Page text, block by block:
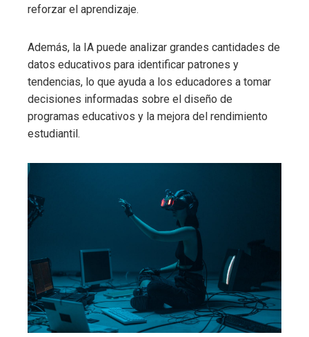
reforzar el aprendizaje.
Además, la IA puede analizar grandes cantidades de
datos educativos para identificar patrones y
tendencias, lo que ayuda a los educadores a tomar
decisiones informadas sobre el diseño de
programas educativos y la mejora del rendimiento
estudiantil.